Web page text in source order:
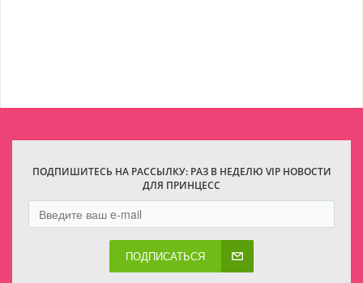
ПОДПИШИТЕСЬ НА РАССЫЛКУ: РАЗ В НЕДЕЛЮ VIP НОВОСТИ
ДЛЯ ПРИНЦЕСС
ПОДПИСАТЬСЯ